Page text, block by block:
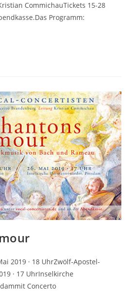
CommichauTickets 15-28
Programm:
2019 · 18 UhrZwölf-Apostel-
· 17 UhrInselkirche
Concerto